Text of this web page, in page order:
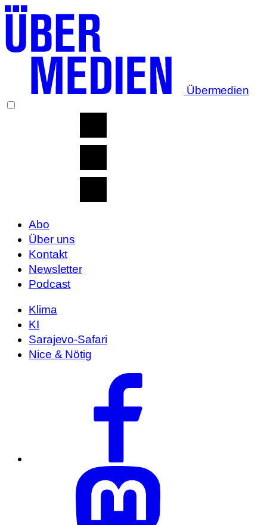
Übermedien
Abo
Über uns
Kontakt
Newsletter
Podcast
Klima
KI
Sarajevo-Safari
Nice & Nötig